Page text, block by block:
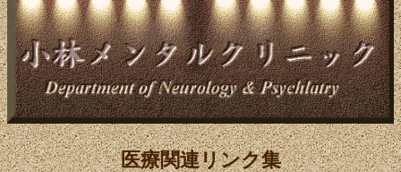
医療関連リンク集